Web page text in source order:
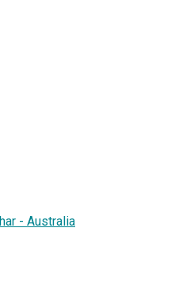
- Australia